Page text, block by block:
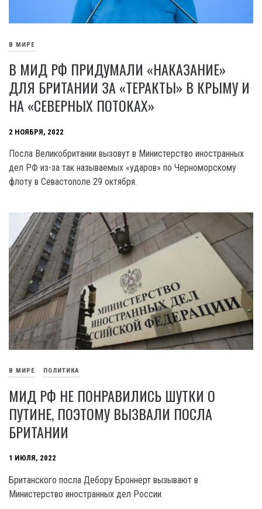
В МИРЕ
В МИД РФ ПРИДУМАЛИ «НАКАЗАНИЕ»
ДЛЯ БРИТАНИИ ЗА «ТЕРАКТЫ» В КРЫМУ И
НА «СЕВЕРНЫХ ПОТОКАХ»
2 НОЯБРЯ, 2022
Посла Великобритании вызовут в Министерство иностранных
дел РФ из-за так называемых «ударов» по Черноморскому
флоту в Севастополе 29 октября.
В МИРЕ ПОЛИТИКА
МИД РФ НЕ ПОНРАВИЛИСЬ ШУТКИ О
ПУТИНЕ, ПОЭТОМУ ВЫЗВАЛИ ПОСЛА
БРИТАНИИ
1 ИЮЛЯ, 2022
Британского посла Дебору Броннерт вызывают в
Министерство иностранных дел России.